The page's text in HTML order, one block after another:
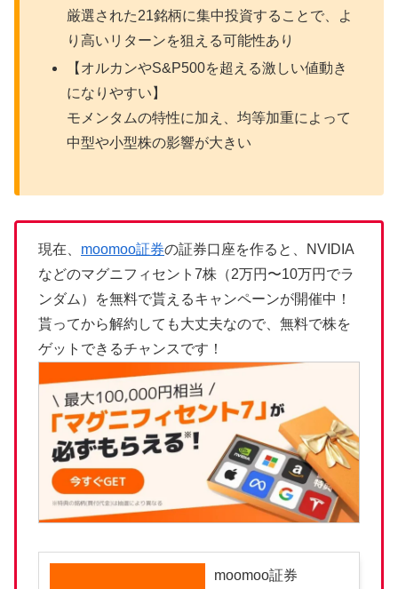
厳選された21銘柄に集中投資することで、よ
り高いリターンを狙える可能性あり
【オルカンやS&P500を超える激しい値動き
になりやすい】
モメンタムの特性に加え、均等加重によって
中型や小型株の影響が大きい
現在、 moomoo証券の証券口座を作ると、NVIDIA
などのマグニフィセント7株（2万円〜10万円でラ
ンダム）を無料で貰えるキャンペーンが開催中！
貰ってから解約しても大丈夫なので、無料で株を
ゲットできるチャンスです！
moomoo証券